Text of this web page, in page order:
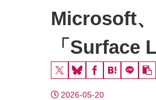
Microsoft
「Surface
2026-05-20